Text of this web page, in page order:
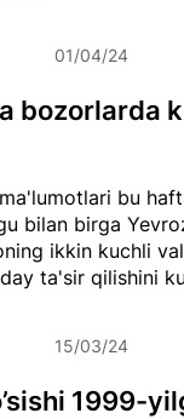
bu
bilan birga
ikkin kuchli
ta'sir qilishini
bozorlarda
01/04/24
1999-
15/03/24